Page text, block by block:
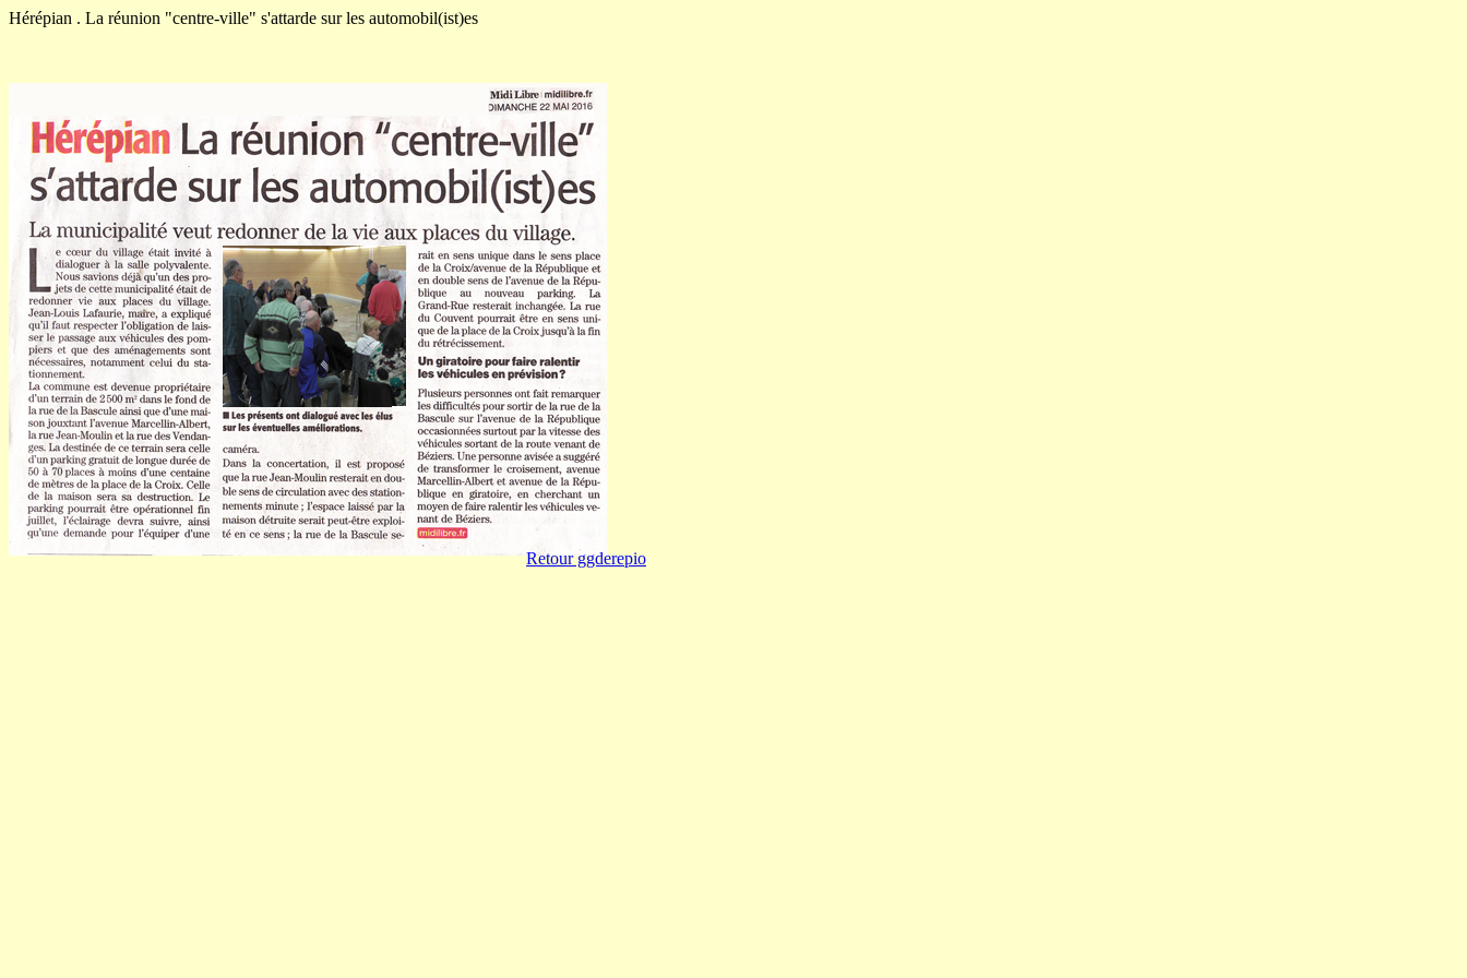
Hérépian . La réunion "centre-ville" s'attarde sur les automobil(ist)es
Retour ggderepio